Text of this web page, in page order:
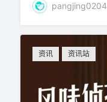
pangjing0204
资讯 资讯站